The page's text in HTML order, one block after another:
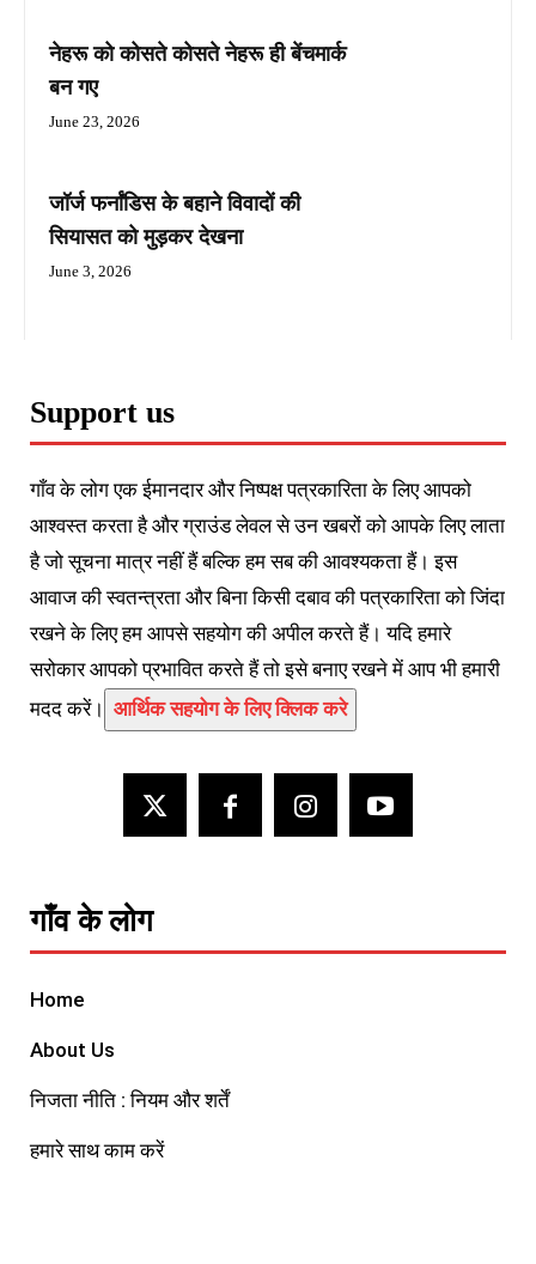
नेहरू को कोसते कोसते नेहरू ही बेंचमार्क
बन गए
June 23, 2026
जॉर्ज फर्नांडिस के बहाने विवादों की
सियासत को मुड़कर देखना
June 3, 2026
Support us
गाँव के लोग एक ईमानदार और निष्पक्ष पत्रकारिता के लिए आपको
आश्वस्त करता है और ग्राउंड लेवल से उन खबरों को आपके लिए लाता
है जो सूचना मात्र नहीं हैं बल्कि हम सब की आवश्यकता हैं। इस
आवाज की स्वतन्त्रता और बिना किसी दबाव की पत्रकारिता को जिंदा
रखने के लिए हम आपसे सहयोग की अपील करते हैं। यदि हमारे
सरोकार आपको प्रभावित करते हैं तो इसे बनाए रखने में आप भी हमारी
मदद करें। आर्थिक सहयोग के लिए क्लिक करे
गाँव के लोग
Home
About Us
निजता नीति : नियम और शर्तें
हमारे साथ काम करें